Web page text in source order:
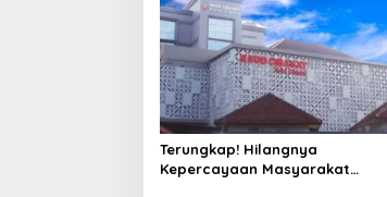
Terungkap! Hilangnya
Kepercayaan Masyarakat